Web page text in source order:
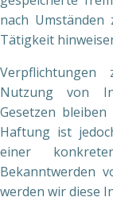
nach
Tätigkeit
Nutzung von
Gesetzen
Haftung ist
einer
Bekanntwerden
werden wir diese